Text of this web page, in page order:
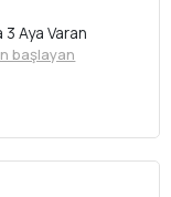
Aya Varan
başlayan